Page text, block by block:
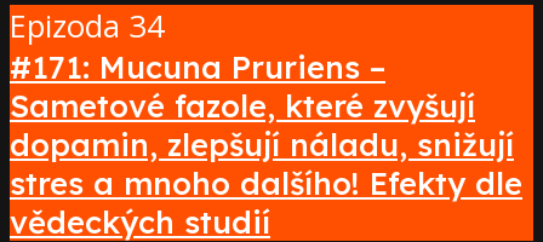
Epizoda 34
#171: Mucuna Pruriens –
Sametové fazole, které zvyšují
dopamin, zlepšují náladu, snižují
stres a mnoho dalšího! Efekty dle
vědeckých studií